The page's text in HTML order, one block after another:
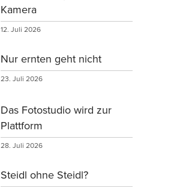
Kamera
12. Juli 2026
Nur ernten geht nicht
23. Juli 2026
Das Fotostudio wird zur
Plattform
28. Juli 2026
Steidl ohne Steidl?